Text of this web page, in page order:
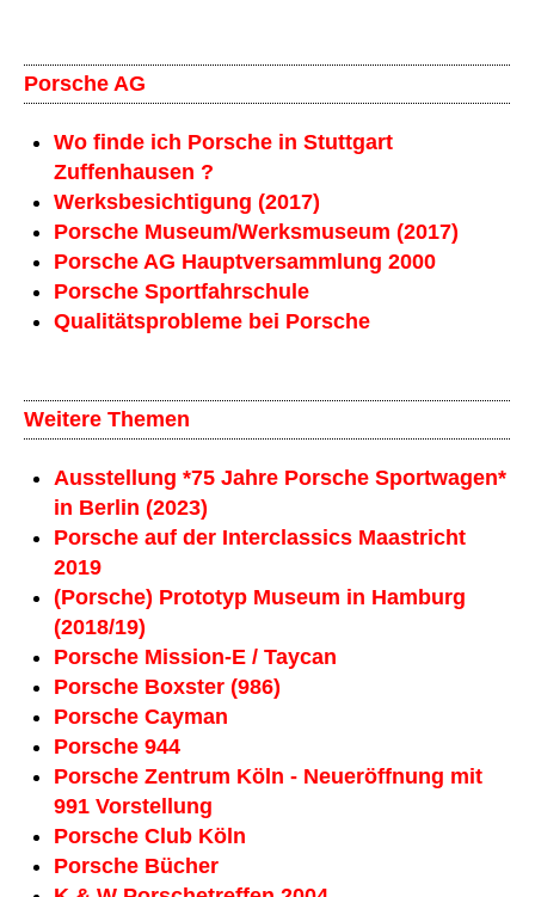
Porsche AG
Wo finde ich Porsche in Stuttgart
Zuffenhausen ?
Werksbesichtigung (2017)
Porsche Museum/Werksmuseum (2017)
Porsche AG Hauptversammlung 2000
Porsche Sportfahrschule
Qualitätsprobleme bei Porsche
Weitere Themen
Ausstellung *75 Jahre Porsche Sportwagen*
in Berlin (2023)
Porsche auf der Interclassics Maastricht
2019
(Porsche) Prototyp Museum in Hamburg
(2018/19)
Porsche Mission-E / Taycan
Porsche Boxster (986)
Porsche Cayman
Porsche 944
Porsche Zentrum Köln - Neueröffnung mit
991 Vorstellung
Porsche Club Köln
Porsche Bücher